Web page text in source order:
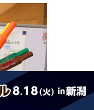
ィック基礎